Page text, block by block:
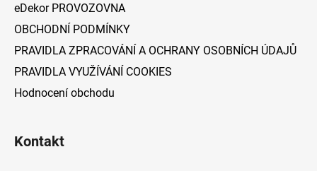
eDekor PROVOZOVNA
OBCHODNÍ PODMÍNKY
PRAVIDLA ZPRACOVÁNÍ A OCHRANY OSOBNÍCH ÚDAJŮ
PRAVIDLA VYUŽÍVÁNÍ COOKIES
Hodnocení obchodu
Kontakt